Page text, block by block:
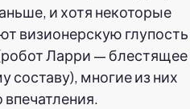
и хотя некоторые
визионерскую глупость
Ларри — блестящее
составу), многие из них